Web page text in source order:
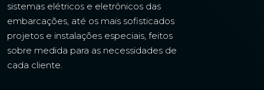
sistemas elétricos e eletrônicos das
embarcações, até os mais sofisticados
projetos e instalações especiais, feitos
sobre medida para as necessidades de
cada cliente.